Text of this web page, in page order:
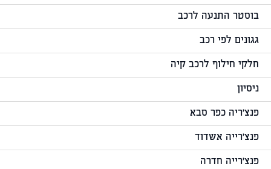
בוסטר התנעה לרכב
גגונים לפי רכב
חלקי חילוף לרכב קיה
ניסיון
פנצ'ריה כפר סבא
פנצ'רייה אשדוד
פנצ'רייה חדרה